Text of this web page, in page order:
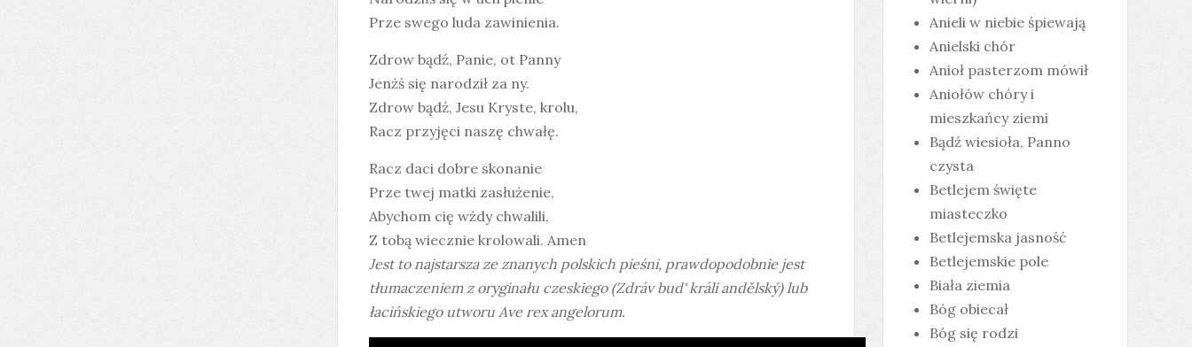
Prze swego luda zawinienia.
Zdrow bądź, Panie, ot Panny
Jenżś się narodził za ny.
Zdrow bądź, Jesu Kryste, krolu,
Racz przyjęci naszę chwałę.
Racz daci dobre skonanie
Prze twej matki zasłużenie,
Abychom cię wżdy chwalili,
Z tobą wiecznie krolowali. Amen
Jest to najstarsza ze znanych polskich pieśni, prawdopodobnie jest
tłumaczeniem z oryginału czeskiego (Zdráv bud' králi andělský) lub
łacińskiego utworu Ave rex angelorum.
Anieli w niebie śpiewają
Anielski chór
Anioł pasterzom mówił
Aniołów chóry i
mieszkańcy ziemi
Bądź wiesioła, Panno
czysta
Betlejem święte
miasteczko
Betlejemska jasność
Betlejemskie pole
Biała ziemia
Bóg obiecał
Bóg się rodzi